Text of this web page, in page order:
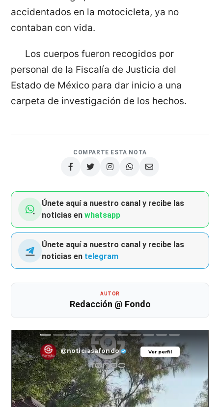
accidentados en la motocicleta, ya no
contaban con vida.
Los cuerpos fueron recogidos por
personal de la Fiscalía de Justicia del
Estado de México para dar inicio a una
carpeta de investigación de los hechos.
COMPARTE ESTA NOTA
Únete aquí a nuestro canal y recibe las
noticias enwhatsapp
Únete aquí a nuestro canal y recibe las
noticias en telegram
AUTOR
Redacción @ Fondo
Ver perfil
@noticiasafondo Ver perfil